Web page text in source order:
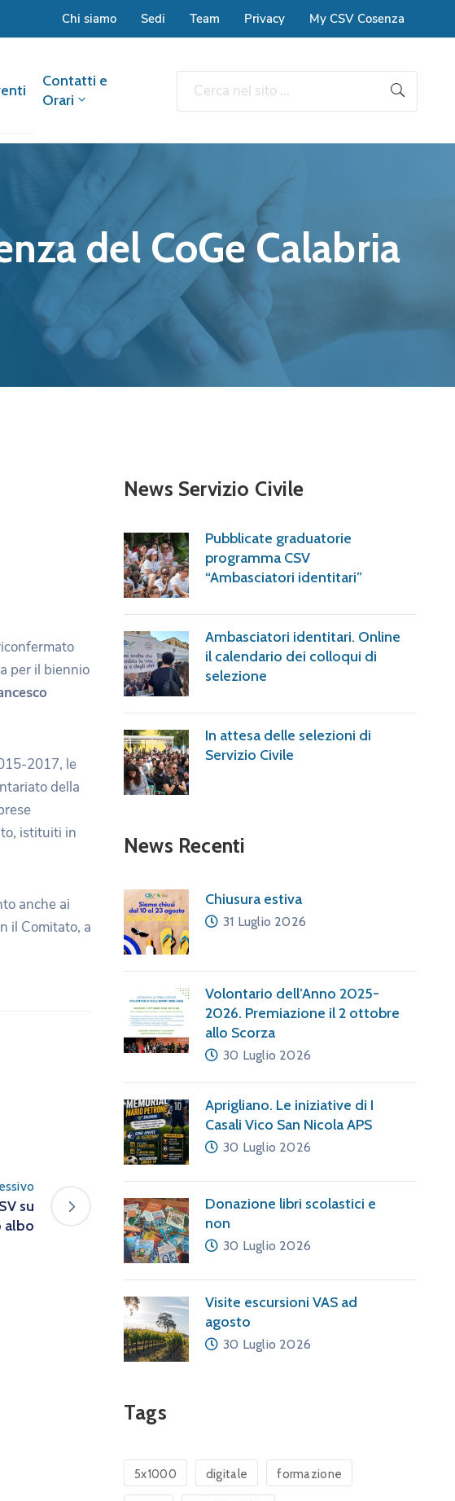
Chi siamo Sedi Team Privacy My CSV Cosenza
Contatti e
Orari
del CoGe Calabria
per il biennio
2017, le
della
istituiti in
anche ai
il Comitato, a
su
albo
News Servizio Civile
Pubblicate graduatorie
programma CSV
“Ambasciatori identitari”
Ambasciatori identitari. Online
il calendario dei colloqui di
selezione
In attesa delle selezioni di
Servizio Civile
News Recenti
Chiusura estiva
31 Luglio 2026
Volontario dell’Anno 2025-
2026. Premiazione il 2 ottobre
allo Scorza
30 Luglio 2026
Aprigliano. Le iniziative di I
Casali Vico San Nicola APS
30 Luglio 2026
Donazione libri scolastici e
non
30 Luglio 2026
Visite escursioni VAS ad
agosto
30 Luglio 2026
Tags
5x1000 digitale formazione